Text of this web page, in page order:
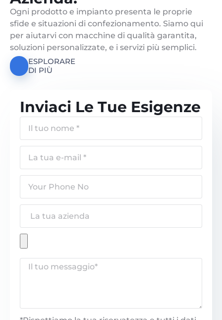
Ogni prodotto e impianto presenta le proprie
sfide e situazioni di confezionamento. Siamo qui
per aiutarvi con macchine di qualità garantita,
soluzioni personalizzate, e i servizi più semplici.
ESPLORARE
DI PIÙ
Inviaci Le Tue Esigenze